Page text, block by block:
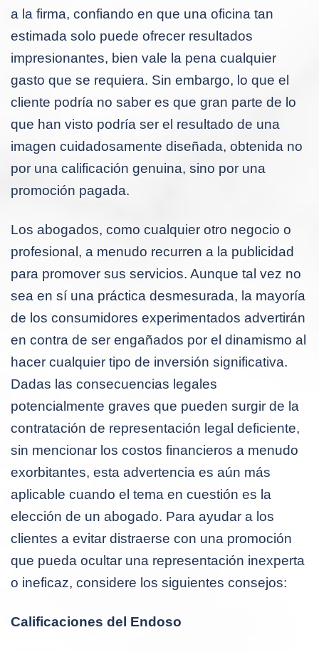
a la firma, confiando en que una oficina tan
estimada solo puede ofrecer resultados
impresionantes, bien vale la pena cualquier
gasto que se requiera. Sin embargo, lo que el
cliente podría no saber es que gran parte de lo
que han visto podría ser el resultado de una
imagen cuidadosamente diseñada, obtenida no
por una calificación genuina, sino por una
promoción pagada.
Los abogados, como cualquier otro negocio o
profesional, a menudo recurren a la publicidad
para promover sus servicios. Aunque tal vez no
sea en sí una práctica desmesurada, la mayoría
de los consumidores experimentados advertirán
en contra de ser engañados por el dinamismo al
hacer cualquier tipo de inversión significativa.
Dadas las consecuencias legales
potencialmente graves que pueden surgir de la
contratación de representación legal deficiente,
sin mencionar los costos financieros a menudo
exorbitantes, esta advertencia es aún más
aplicable cuando el tema en cuestión es la
elección de un abogado. Para ayudar a los
clientes a evitar distraerse con una promoción
que pueda ocultar una representación inexperta
o ineficaz, considere los siguientes consejos:
Calificaciones del Endoso